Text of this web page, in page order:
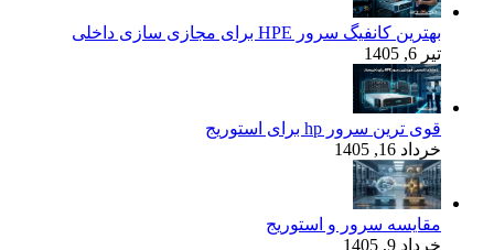
بهترین کانفیگ‌ سرور HPE برای مجازی‌ سازی داخلی
تیر 6, 1405
قوی‌ ترین سرور hp برای استوریج
خرداد 16, 1405
مقایسه سرور و استوریج
خرداد 9, 1405